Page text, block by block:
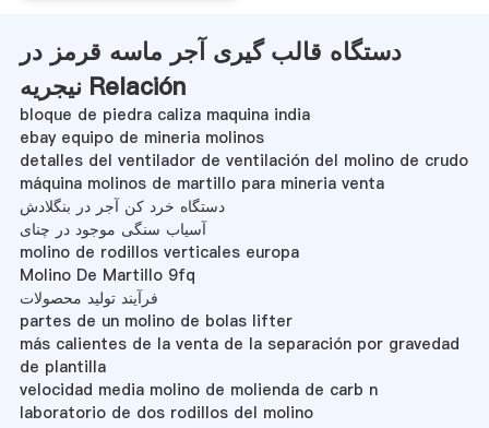
دستگاه قالب گیری آجر ماسه قرمز در
نیجریه Relación
bloque de piedra caliza maquina india
ebay equipo de mineria molinos
detalles del ventilador de ventilación del molino de crudo
máquina molinos de martillo para mineria venta
دستگاه خرد کن آجر در بنگلادش
آسیاب سنگی موجود در چنای
molino de rodillos verticales europa
Molino De Martillo 9fq
فرآیند تولید محصولات
partes de un molino de bolas lifter
más calientes de la venta de la separación por gravedad
de plantilla
velocidad media molino de molienda de carb n
laboratorio de dos rodillos del molino